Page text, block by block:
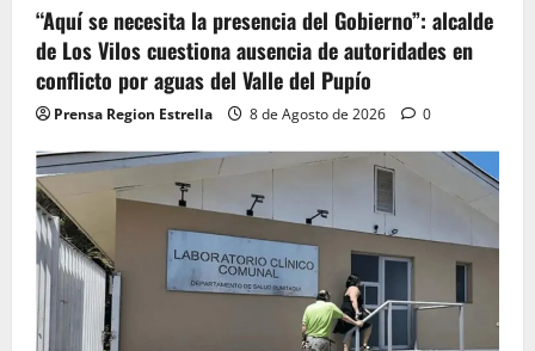
“Aquí se necesita la presencia del Gobierno”: alcalde
de Los Vilos cuestiona ausencia de autoridades en
conflicto por aguas del Valle del Pupío
Prensa Region Estrella 8 de Agosto de 2026 0